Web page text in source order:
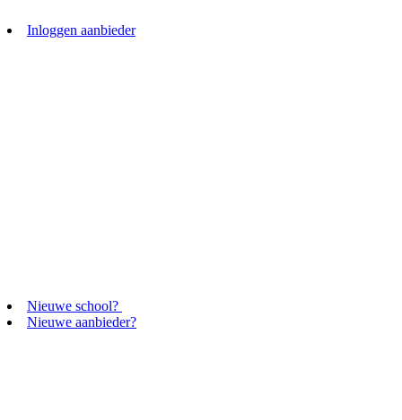
Inloggen aanbieder
Nieuwe school?
Nieuwe aanbieder?